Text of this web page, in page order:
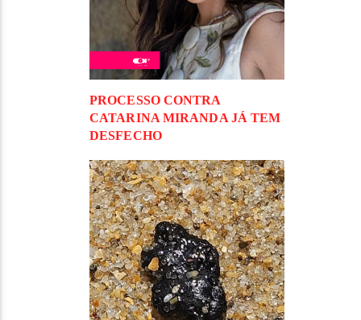
PROCESSO CONTRA
CATARINA MIRANDA JÁ TEM
DESFECHO